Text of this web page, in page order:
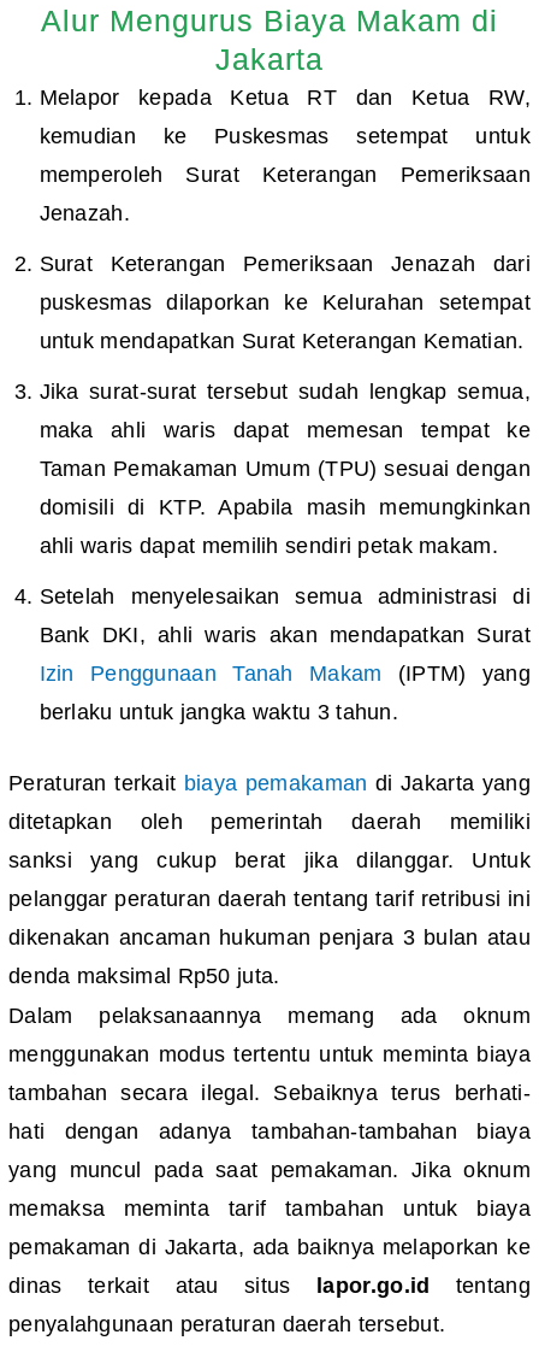
Alur Mengurus Biaya Makam di
Jakarta
Melapor kepada Ketua RT dan Ketua RW,
kemudian ke Puskesmas setempat untuk
memperoleh Surat Keterangan Pemeriksaan
Jenazah.
Surat Keterangan Pemeriksaan Jenazah dari
puskesmas dilaporkan ke Kelurahan setempat
untuk mendapatkan Surat Keterangan Kematian.
Jika surat-surat tersebut sudah lengkap semua,
maka ahli waris dapat memesan tempat ke
Taman Pemakaman Umum (TPU) sesuai dengan
domisili di KTP. Apabila masih memungkinkan
ahli waris dapat memilih sendiri petak makam.
Setelah menyelesaikan semua administrasi di
Bank DKI, ahli waris akan mendapatkan Surat
Izin Penggunaan Tanah Makam (IPTM) yang
berlaku untuk jangka waktu 3 tahun.
Peraturan terkait biaya pemakaman di Jakarta yang
ditetapkan oleh pemerintah daerah memiliki
sanksi yang cukup berat jika dilanggar. Untuk
pelanggar peraturan daerah tentang tarif retribusi ini
dikenakan ancaman hukuman penjara 3 bulan atau
denda maksimal Rp50 juta.
Dalam pelaksanaannya memang ada oknum
menggunakan modus tertentu untuk meminta biaya
tambahan secara ilegal. Sebaiknya terus berhati-
hati dengan adanya tambahan-tambahan biaya
yang muncul pada saat pemakaman. Jika oknum
memaksa meminta tarif tambahan untuk biaya
pemakaman di Jakarta, ada baiknya melaporkan ke
dinas terkait atau situs
lapor.go.id
tentang
penyalahgunaan peraturan daerah tersebut.